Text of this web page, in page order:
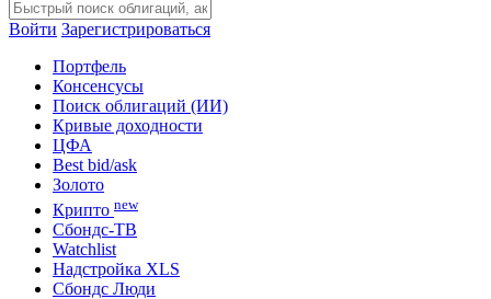
Войти Зарегистрироваться
Портфель
Консенсусы
Поиск облигаций (ИИ)
Кривые доходности
ЦФА
Best bid/ask
Золото
Крипто new
Сбондс-ТВ
Watchlist
Надстройка XLS
Сбондс Люди